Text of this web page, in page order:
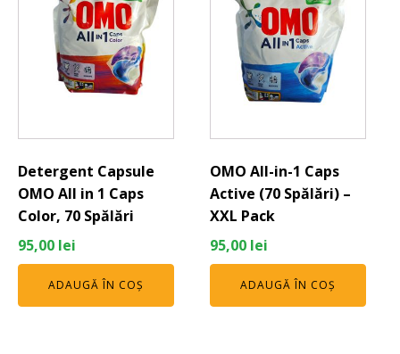
Detergent Capsule
OMO All in 1 Caps
Color, 70 Spălări
95,00 lei
ADAUGĂ ÎN COȘ
OMO All-in-1 Caps
Active (70 Spălări) –
XXL Pack
95,00 lei
ADAUGĂ ÎN COȘ